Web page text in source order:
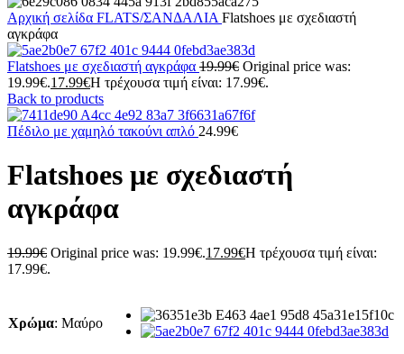
Αρχική σελίδα FLATS/ΣΑΝΔΑΛΙΑ Flatshoes με σχεδιαστή
αγκράφα
Flatshoes με σχεδιαστή αγκράφα 19.99€ Original price was:
19.99€.17.99€Η τρέχουσα τιμή είναι: 17.99€.
Back to products
Πέδιλο με χαμηλό τακούνι απλό 24.99€
Flatshoes με σχεδιαστή
αγκράφα
19.99€ Original price was: 19.99€.17.99€Η τρέχουσα τιμή είναι:
17.99€.
Χρώμα: Μαύρο